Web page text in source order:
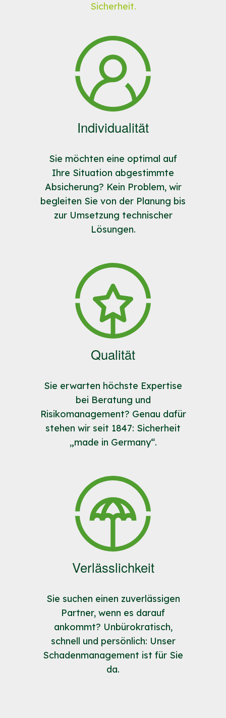
Verwendungsnachweises
Versicherungsangebot
Unterzeichnung!)
Informationen zu Vorverträgen
Weitere Informationen gibt es
https://www.landwirtschaftskammer.de/
Weitere Informationen gibt es
https://
Sicherheit.
Individualität
Sie möchten eine optimal auf
Ihre Situation abgestimmte
Absicherung? Kein Problem, wir
begleiten Sie von der Planung bis
zur Umsetzung technischer
Lösungen.
Qualität
Sie erwarten höchste Expertise
bei Beratung und
Risikomanagement? Genau dafür
stehen wir seit 1847: Sicherheit
„made in Germany“.
Verlässlichkeit
Sie suchen einen zuverlässigen
Partner, wenn es darauf
ankommt? Unbürokratisch,
schnell und persönlich: Unser
Schadenmanagement ist für Sie
da.